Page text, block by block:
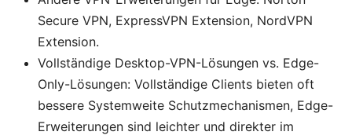
Secure VPN, ExpressVPN Extension, NordVPN
Extension.
Vollständige Desktop-VPN-Lösungen vs. Edge-
Only-Lösungen: Vollständige Clients bieten oft
bessere Systemweite Schutzmechanismen, Edge-
Erweiterungen sind leichter und direkter im